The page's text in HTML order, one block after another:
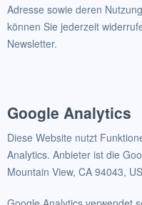
Adresse sowie deren
können Sie jederzeit
Newsletter.
Google Analytics
Diese Website nutzt
Analytics. Anbieter ist die
Mountain View, CA 94043,